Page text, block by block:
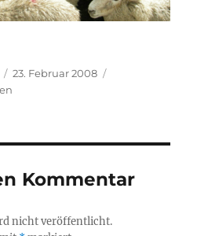
Veröffentlicht
23. Februar 2008
Kommentar
nicht veröffentlicht.